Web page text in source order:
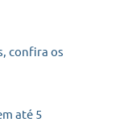
confira os
até 5